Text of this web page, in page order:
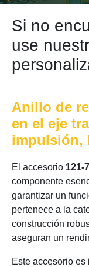
Si no
use
Anillo de
en el eje
impulsión,
El accesorio 121-
componente
garantizar un
pertenece a la
construcción
aseguran un
Este accesorio